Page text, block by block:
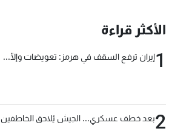
الأكثر قراءة
1إيران ترفع السقف في هرمز: تعويضات وإلّا...
2بعد خطف عسكري... الجيش يُلاحق الخاطفين